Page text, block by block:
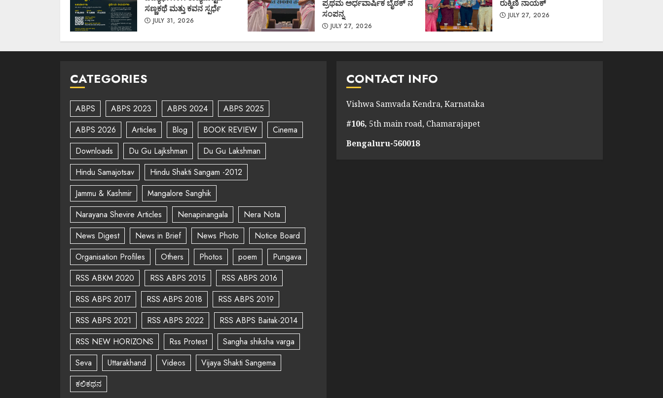
ಸಣ್ಣಕಥೆ ಮತ್ತು ಕವನ ಸ್ಪರ್ಧೆ
JULY 31, 2026
ಪ್ರಥಮ ಅರ್ಧವಾರ್ಷಿಕ ಬೈಠಕ್ ನ
ಸಂಪನ್ನ
JULY 27, 2026
ರುಕ್ಮಿಣಿ ನಾಯಕ್
JULY 27, 2026
CATEGORIES
ABPS ABPS 2023 ABPS 2024
ABPS 2025
ABPS 2026
Articles Blog BOOK REVIEW
Cinema
Downloads
Du Gu Lajkshman
Du Gu Lakshman
Hindu Samajotsav
Hindu Shakti Sangam -2012
Jammu & Kashmir
Mangalore Sanghik
Narayana Shevire Articles
Nenapinangala
Nera Nota
News Digest
News in Brief News Photo
Notice Board
Organisation Profiles
Others Photos poem
Pungava
RSS ABKM 2020
RSS ABPS 2015
RSS ABPS 2016
RSS ABPS 2017
RSS ABPS 2018
RSS ABPS 2019
RSS ABPS 2021
RSS ABPS 2022
RSS ABPS Baitak-2014
RSS NEW HORIZONS
Rss Protest
Sangha shiksha varga
Seva
Uttarakhand Videos
Vijaya Shakti Sangema
ಕಲಿಕಥನ
CONTACT INFO
Vishwa Samvada Kendra, Karnataka
#106, 5th main road, Chamarajapet
Bengaluru-560018